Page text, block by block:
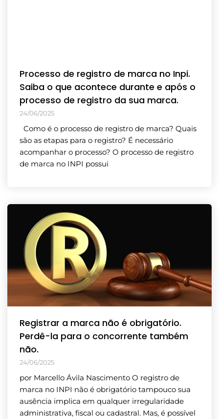
Processo de registro de marca no Inpi.
Saiba o que acontece durante e após o
processo de registro da sua marca.
24/06/2025
Como é o processo de registro de marca? Quais
são as etapas para o registro? É necessário
acompanhar o processo? O processo de registro
de marca no INPI possui
Registrar a marca não é obrigatório.
Perdê-la para o concorrente também
não.
24/06/2025
por Marcello Ávila Nascimento O registro de
marca no INPI não é obrigatório tampouco sua
ausência implica em qualquer irregularidade
administrativa, fiscal ou cadastral. Mas, é possível